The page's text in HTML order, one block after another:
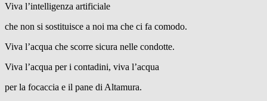
Viva l’intelligenza artificiale
che non si sostituisce a noi ma che ci fa comodo.
Viva l’acqua che scorre sicura nelle condotte.
Viva l’acqua per i contadini, viva l’acqua
per la focaccia e il pane di Altamura.